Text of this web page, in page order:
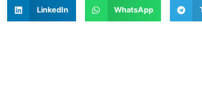
LinkedIn WhatsApp